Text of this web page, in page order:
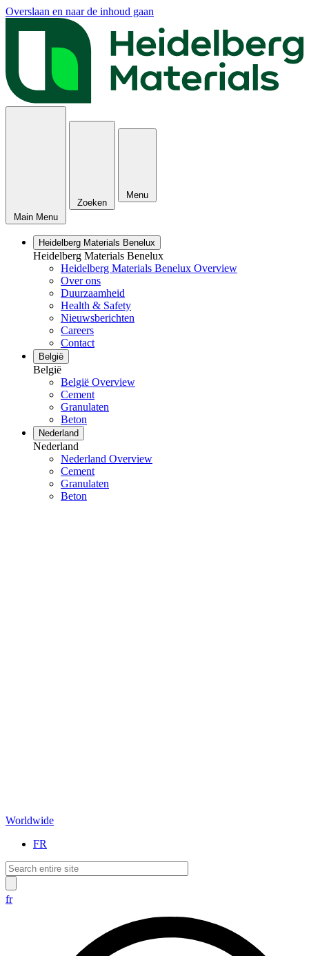
Overslaan en naar de inhoud gaan
Main Menu
Zoeken
Menu
Heidelberg Materials Benelux
Heidelberg Materials Benelux
Heidelberg Materials Benelux Overview
Over ons
Duurzaamheid
Health & Safety
Nieuwsberichten
Careers
Contact
België
België
België Overview
Cement
Granulaten
Beton
Nederland
Nederland
Nederland Overview
Cement
Granulaten
Beton
Worldwide
FR
fr